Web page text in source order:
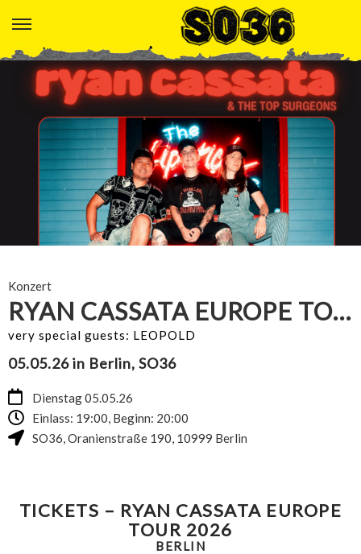
Konzert
RYAN CASSATA EUROPE TOUR 2026
very special guests: LEOPOLD
05.05.26 in Berlin, SO36
Dienstag 05.05.26
Einlass: 19:00, Beginn: 20:00
SO36,Oranienstraße 190, 10999 Berlin
TICKETS – RYAN CASSATA EUROPE
TOUR 2026
BERLIN